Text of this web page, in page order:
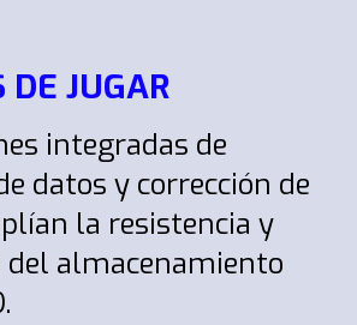
DE JUGAR
integradas de
datos y corrección de
la resistencia y
del almacenamiento